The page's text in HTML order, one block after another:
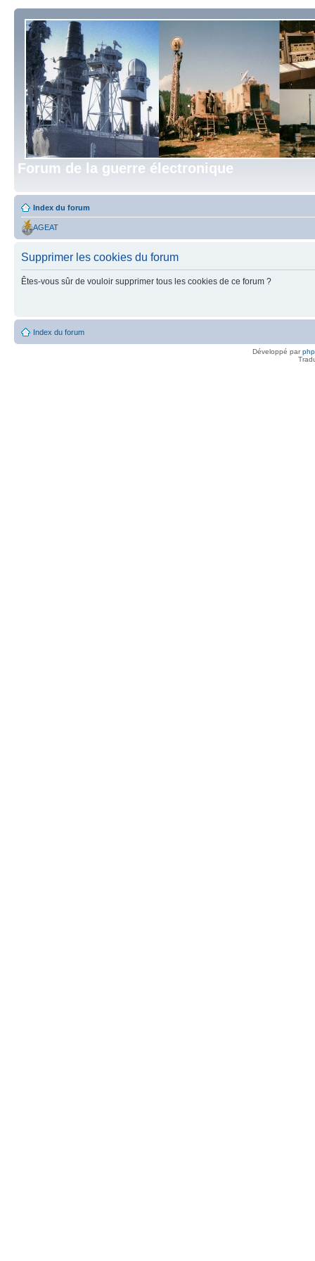
Forum de la guerre électronique
Index du forum
AGEAT
Supprimer les cookies du forum
Êtes-vous sûr de vouloir supprimer tous les cookies de ce forum ?
Index du forum
Développé par